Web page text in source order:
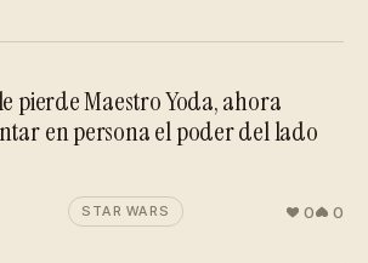
pierde Maestro Yoda, ahora
en persona el poder del lado
STAR WARS 0 0